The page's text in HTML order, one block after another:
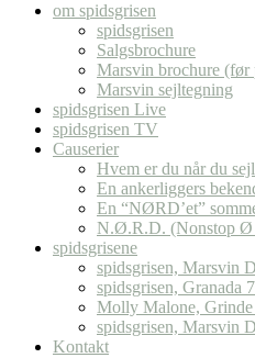
om spidsgrisen
spidsgrisen
Salgsbrochure
Marsvin brochure (før
Marsvin sejltegning
spidsgrisen Live
spidsgrisen TV
Causerier
Hvem er du når du
En ankerliggers
En “NØRD’et”
N.Ø.R.D. (Nonstop Ø
spidsgrisene
spidsgrisen, Marsvin
spidsgrisen, Granada
Molly Malone,
spidsgrisen, Marsvin
Kontakt